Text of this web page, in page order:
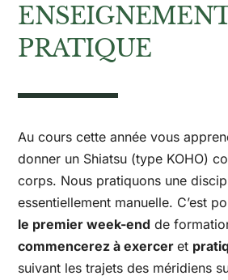
PRATIQUE
Au cours cette année vous
donner un Shiatsu (type KOHO)
corps. Nous pratiquons une
essentiellement manuelle. C’est
le premier week-end de
commencerez à exerceret
suivant les trajets des méridiens